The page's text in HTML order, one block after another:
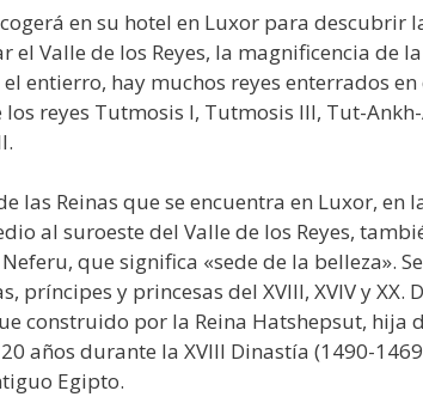
en su hotel en Luxor para descubrir
Valle de los Reyes, la magnificencia de
entierro, hay muchos reyes enterrados en
reyes Tutmosis I, Tutmosis III, Tut-
las Reinas que se encuentra en Luxor, en
al suroeste del Valle de los Reyes,
que significa «sede de la belleza».
príncipes y princesas del XVIII, XVIV y XX.
construido por la Reina Hatshepsut, hija
años durante la XVIII Dinastía (1490-1469
Egipto.